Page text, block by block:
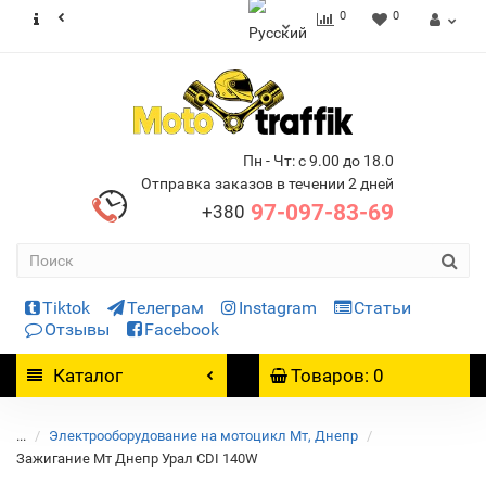
0 0
Пн - Чт: с 9.00 до 18.0
Отправка заказов в течении 2 дней
+380 97-097-83-69
Tiktok Телеграм Instagram
Статьи
Отзывы
Facebook
Каталог Товаров: 0
...
Электрооборудование на мотоцикл Мт, Днепр
Зажигание Мт Днепр Урал СDI 140W